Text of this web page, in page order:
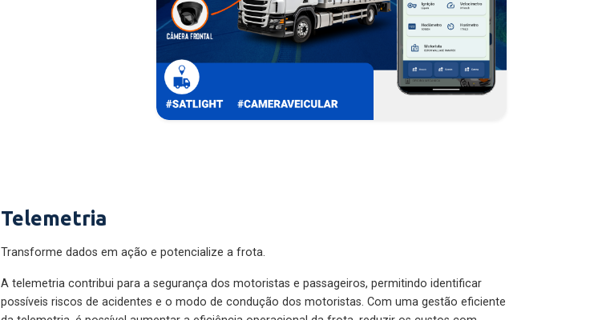
Telemetria
Transforme dados em ação e potencialize a frota.
A telemetria contribui para a segurança dos motoristas e passageiros, permitindo identificar
possíveis riscos de acidentes e o modo de condução dos motoristas. Com uma gestão eficiente
da telemetria, é possível aumentar a eficiência operacional da frota, reduzir os custos com